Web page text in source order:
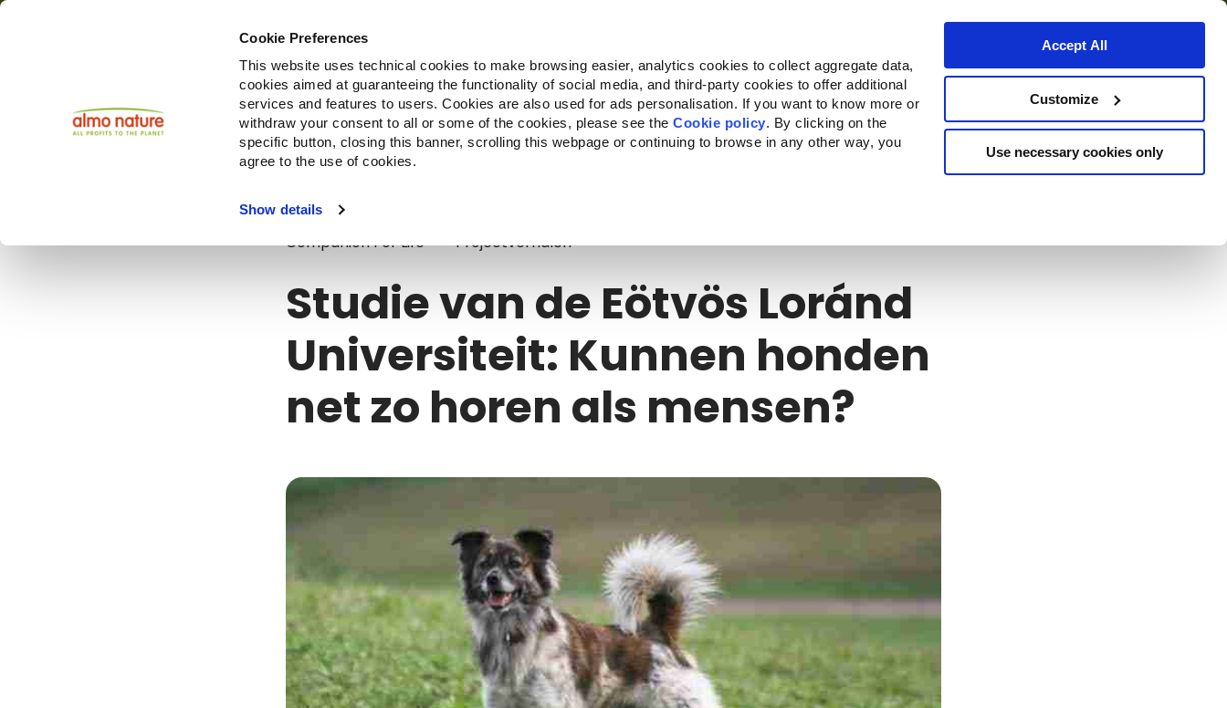
Cookie Preferences
This website uses technical cookies to make browsing easier, analytics cookies to collect aggregate data,
cookies aimed at guaranteeing the functionality of social media, and third-party cookies to offer additional
services and features to users. Cookies are also used for ads personalisation. If you want to know more or
withdraw your consent to all or some of the cookies, please see theCookie policy. By clicking on the
specific button, closing this banner, scrolling this webpage or continuing to browse in any other way, you
agree to the use of cookies.
Show details
Accept All
Customize
Use necessary cookies only
Producten Companion for Life Oproep tot projecten Over ons Waar te koop
Companion For Life Projectverhalen
Studie van de Eötvös Loránd
Universiteit: Kunnen honden
net zo horen als mensen?